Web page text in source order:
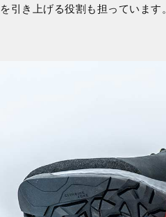
を引き上げる役割も担っています。